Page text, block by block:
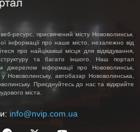
ресурс, присвячений місту Нововолинськ.
інформації про наше місто, незалежно від
про найцікавіші місця для відвідування,
та багато іншого. Наш портал
інформації про Нововолинськ,
Нововолинську, автобазар Нововолинська,
Приєднуйтесь до нас та відкрийте
міста.
info@nvip.com.ua